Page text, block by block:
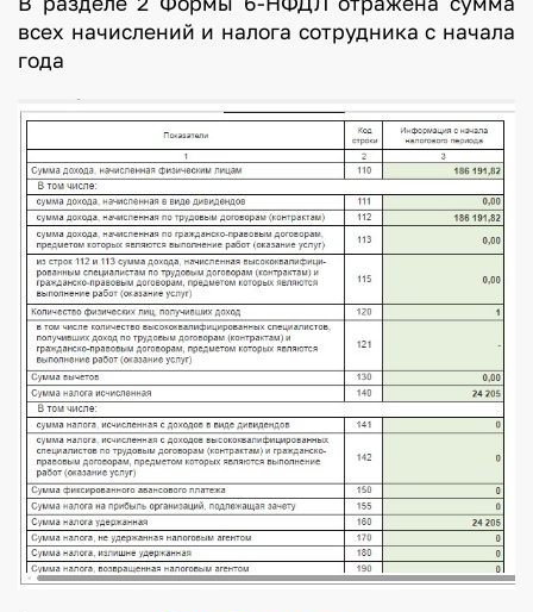
всех начислений и налога сотрудника с начала
года